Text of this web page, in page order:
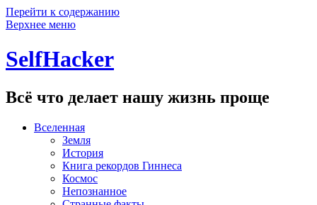
Перейти к содержанию
Верхнее меню
SelfHacker
Всё что делает нашу жизнь проще
Вселенная
Земля
История
Книга рекордов Гиннеса
Космос
Непознанное